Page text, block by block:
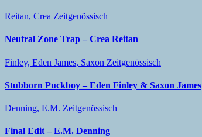
Reitan, Crea Zeitgenössisch
Neutral Zone Trap – Crea Reitan
Finley, Eden James, Saxon Zeitgenössisch
Stubborn Puckboy – Eden Finley & Saxon James
Denning, E.M. Zeitgenössisch
Final Edit – E.M. Denning